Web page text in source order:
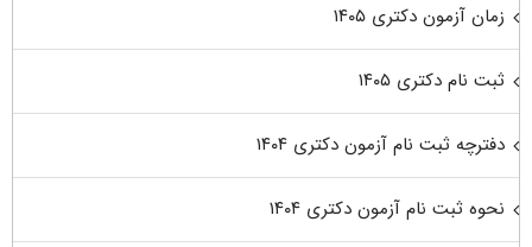
زمان آزمون دکتری ۱۴۰۵
ثبت نام دکتری ۱۴۰۵
دفترچه ثبت نام آزمون دکتری ۱۴۰۴
نحوه ثبت نام آزمون دکتری ۱۴۰۴